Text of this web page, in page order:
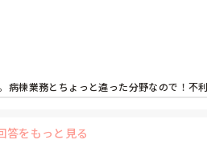
棟業務とちょっと違った分野なので！不
答をもっと見る